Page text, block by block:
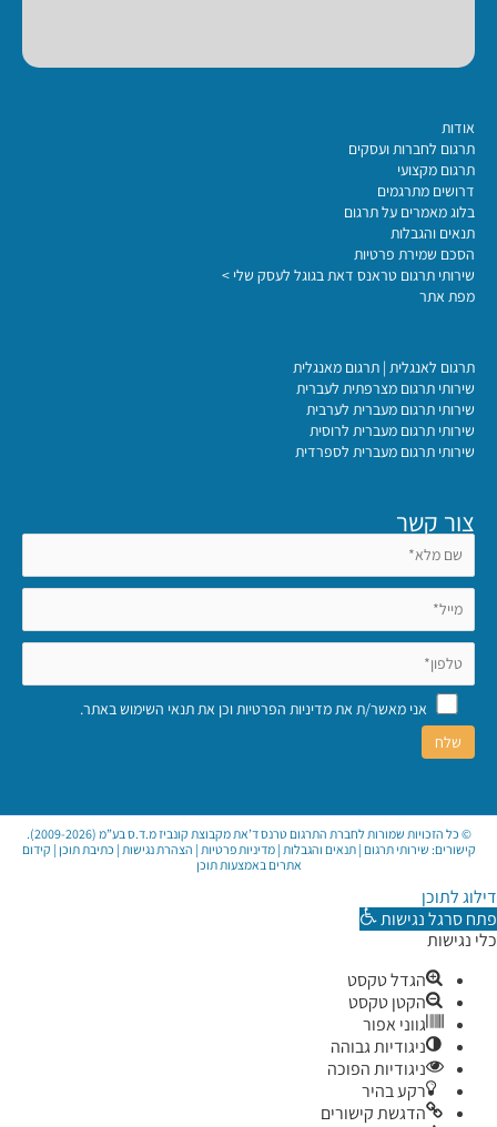
אודות
תרגום לחברות ועסקים
תרגום מקצועי
דרושים מתרגמים
בלוג מאמרים על תרגום
תנאים והגבלות
הסכם שמירת פרטיות
שירותי תרגום טראנס דאת בגוגל לעסק שלי >
מפת אתר
תרגום לאנגלית | תרגום מאנגלית
שירותי תרגום מצרפתית לעברית
שירותי תרגום מעברית לערבית
שירותי תרגום מעברית לרוסית
שירותי תרגום מעברית לספרדית
צור קשר
אני מאשר/ת אתמדיניות הפרטיותוכן אתתנאי השימוש באתר.
© כל הזכויות שמורות לחברת התרגום טרנס ד’את מקבוצת קונביז מ.ד.ס בע”מ (2009-2026).
קישורים: שירותי תרגום |תנאים והגבלות |מדיניות פרטיות | הצהרת נגישות | כתיבת תוכן | קידום
אתרים באמצעות תוכן
דילוג לתוכן
פתח סרגל נגישות
כלי נגישות
הגדל טקסט
הקטן טקסט
גווני אפור
ניגודיות גבוהה
ניגודיות הפוכה
רקע בהיר
הדגשת קישורים